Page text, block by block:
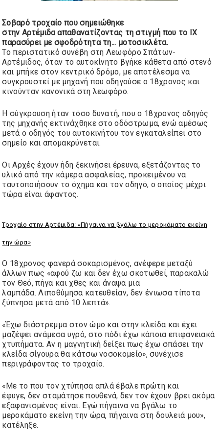
Σοβαρό τροχαίο που σημειώθηκε
στην Αρτέμιδα απαθανατίζοντας τη στιγμή που το ΙΧ
παρασύρει με σφοδρότητα τη... μοτοσικλέτα.
Το περιστατικό συνέβη στη Λεωφόρο Σπάτων-
Αρτέμιδος,όταν το αυτοκίνητο βγήκε κάθετα από στενό
και μπήκε στον κεντρικό δρόμο, με αποτέλεσμα να
συγκρουστεί με μηχανή που οδηγούσε ο 18χρονος και
κινούνταν κανονικά στη λεωφόρο.
Η σύγκρουση ήταν τόσο δυνατή, πουο 18χρονος οδηγός
της μηχανής εκτινάχθηκε στο οδόστρωμα, ενώ αμέσως
μετά ο οδηγός του αυτοκινήτου τον εγκαταλείπει στο
σημείο και απομακρύνεται.
Οι Αρχές έχουν ήδη ξεκινήσει έρευνα, εξετάζοντας το
υλικό από την κάμερα ασφαλείας, προκειμένου να
ταυτοποιήσουν το όχημα και τον οδηγό, ο οποίος μέχρι
τώρα είναι άφαντος.
Τροχαίο στην Αρτέμιδα: «Πήγαινα να βγάλω το μεροκάματο εκείνη
την ώρα»
Ο 18χρονος φανερά σοκαρισμένος, ανέφερε μεταξύ
άλλων πως «αφού ζω και δεν έχω σκοτωθεί, παρακαλώ
τον Θεό, πήγα και χθες και άναψα μια
λαμπάδα.Λιποθύμησα κατευθείαν, δεν ένιωσα τίποτα
ξύπνησα μετά από 10 λεπτά».
«Έχω διάστρεμμα στον ώμο και στην κλείδα και έχει
μαζέψει ανάμεσα υγρό, στο πόδι έχω κάποια επιφανειακά
χτυπήματα. Αν η μαγνητική δείξει πως έχω σπάσει την
κλείδα σίγουρα θα κάτσω νοσοκομείο», συνέχισε
περιγράφοντας το τροχαίο.
«Με το που τον χτύπησα απλά έβαλε πρώτη και
έφυγε, δεν σταμάτησε πουθενά, δεν τον έχουν βρει ακόμα
εξαφανισμένος είναι. Εγώ πήγαινα να βγάλω το
μεροκάματο εκείνη την ώρα, πήγαινα στη δουλειά μου»,
κατέληξε.